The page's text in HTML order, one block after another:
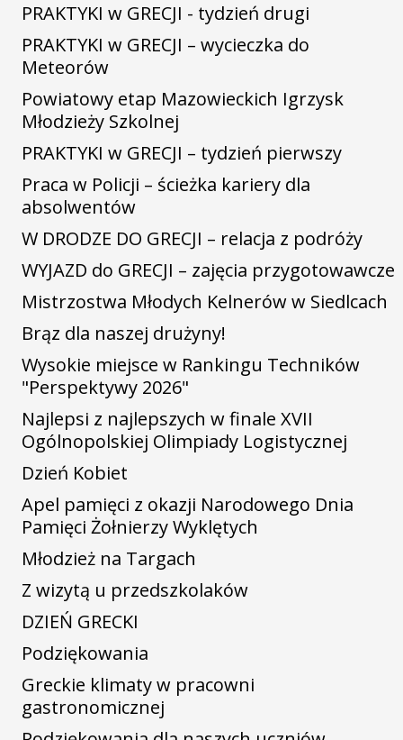
PRAKTYKI w GRECJI - tydzień drugi
PRAKTYKI w GRECJI – wycieczka do
Meteorów
Powiatowy etap Mazowieckich Igrzysk
Młodzieży Szkolnej
PRAKTYKI w GRECJI – tydzień pierwszy
Praca w Policji – ścieżka kariery dla
absolwentów
W DRODZE DO GRECJI – relacja z podróży
WYJAZD do GRECJI – zajęcia przygotowawcze
Mistrzostwa Młodych Kelnerów w Siedlcach
Brąz dla naszej drużyny!
Wysokie miejsce w Rankingu Techników
"Perspektywy 2026"
Najlepsi z najlepszych w finale XVII
Ogólnopolskiej Olimpiady Logistycznej
Dzień Kobiet
Apel pamięci z okazji Narodowego Dnia
Pamięci Żołnierzy Wyklętych
Młodzież na Targach
Z wizytą u przedszkolaków
DZIEŃ GRECKI
Podziękowania
Greckie klimaty w pracowni
gastronomicznej